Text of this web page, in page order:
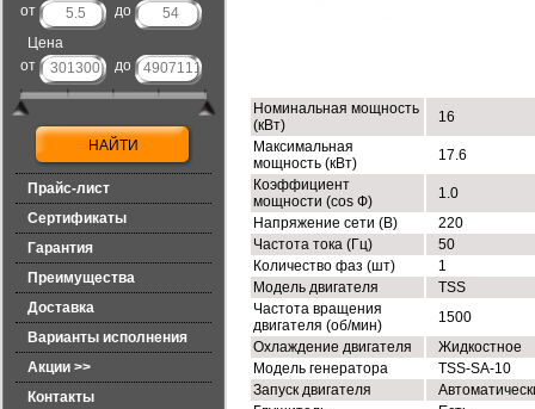
от
до
Цена
от
до
Прайс-лист
Сертификаты
Гарантия
Преимущества
Доставка
Варианты исполнения
Акции >>
Контакты
Номинальная мощность
(кВт)
16
Максимальная
мощность (кВт)
17.6
Коэффициент
мощности (cos Ф)
1.0
Напряжение сети (В)
220
Частота тока (Гц)
50
Количество фаз (шт)
1
Модель двигателя
TSS
Частота вращения
двигателя (об/мин)
1500
Охлаждение двигателя
Жидкостное
Модель генератора
TSS-SA-10
Запуск двигателя